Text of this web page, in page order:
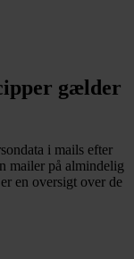
gælder
i mails efter
mailer på almindelig
en oversigt over de